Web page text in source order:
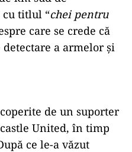
cu titlul “chei pentru
care se crede că
a armelor și
de un suporter
United, în timp
ce le-a văzut